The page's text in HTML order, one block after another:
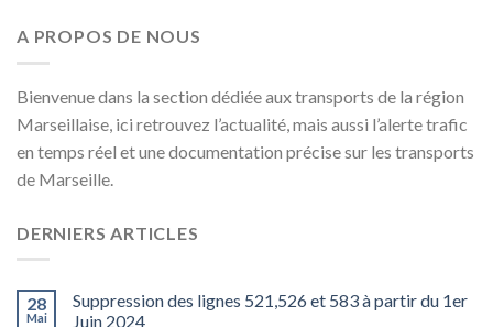
A PROPOS DE NOUS
Bienvenue dans la section dédiée aux transports de la région
Marseillaise, ici retrouvez l’actualité, mais aussi l’alerte trafic
en temps réel et une documentation précise sur les transports
de Marseille.
DERNIERS ARTICLES
28
Mai
Suppression des lignes 521,526 et 583 à partir du 1er
Juin 2024